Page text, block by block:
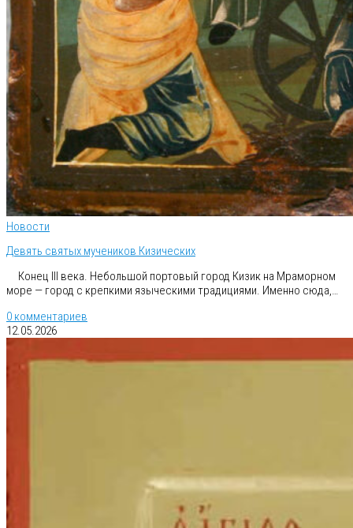
Новости
Девять святых мучеников Кизических
Конец III века. Небольшой портовый город Кизик на Мраморном
море — город с крепкими языческими традициями. Именно сюда,…
0 комментариев
12.05.2026